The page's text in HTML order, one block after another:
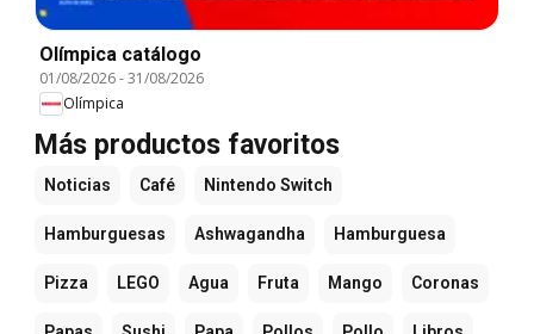
Olímpica catálogo
01/08/2026-31/08/2026
Olímpica
Más productos favoritos
Noticias Café Nintendo Switch
Hamburguesas Ashwagandha Hamburguesa
Pizza LEGO Agua Fruta Mango Coronas